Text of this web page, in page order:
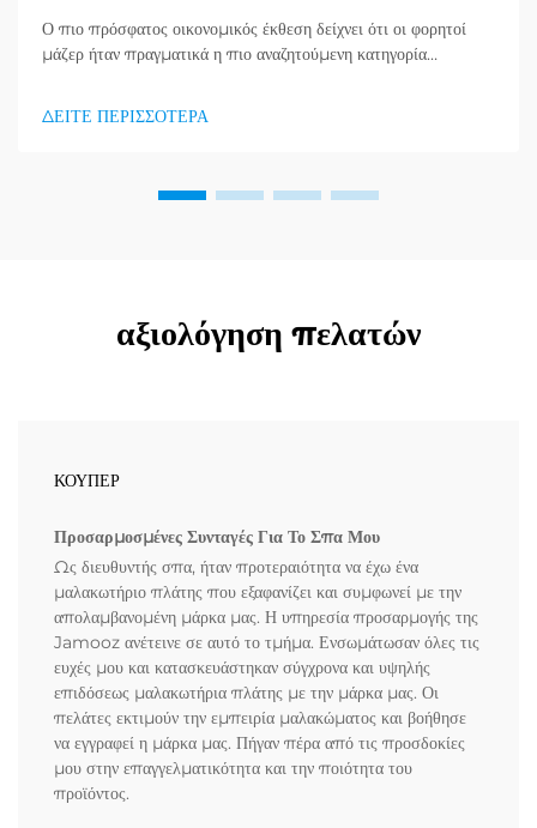
Ο πιο πρόσφατος οικονομικός έκθεση δείχνει ότι οι φορητοί
μάζερ ήταν πραγματικά η πιο αναζητούμενη κατηγορία
διανομείς το έχουν ήδη κατανοήσει...
ΔΕΙΤΕ ΠΕΡΙΣΣΟΤΕΡΑ
αξιολόγηση πελατών
ΚΟΥΠΕΡ
Προσαρμοσμένες Συνταγές Για Το Σπα Μου
Ως διευθυντής σπα, ήταν προτεραιότητα να έχω ένα
μαλακωτήριο πλάτης που εξαφανίζει και συμφωνεί με την
απολαμβανομένη μάρκα μας. Η υπηρεσία προσαρμογής της
Jamooz ανέτεινε σε αυτό το τμήμα. Ενσωμάτωσαν όλες τις
ευχές μου και κατασκευάστηκαν σύγχρονα και υψηλής
επιδόσεως μαλακωτήρια πλάτης με την μάρκα μας. Οι
πελάτες εκτιμούν την εμπειρία μαλακώματος και βοήθησε
να εγγραφεί η μάρκα μας. Πήγαν πέρα από τις προσδοκίες
μου στην επαγγελματικότητα και την ποιότητα του
προϊόντος.